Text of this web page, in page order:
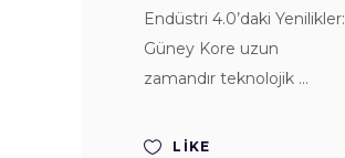
Endüstri 4.0’daki Yenilikler:
Güney Kore uzun
zamandır teknolojik
LIKE